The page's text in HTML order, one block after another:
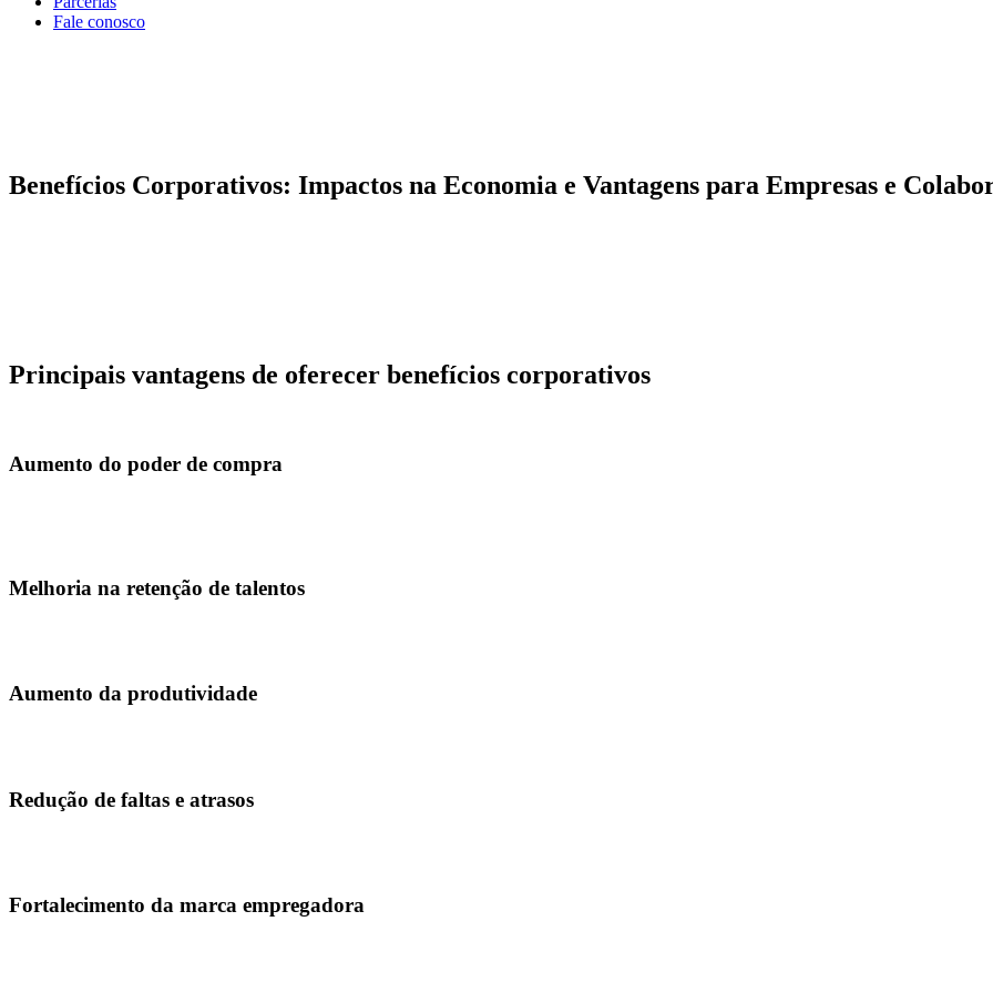
Fale conosco
Benefícios Corporativos: Impactos na Economia e Vantagens para Empresas e
Principais vantagens de oferecer benefícios corporativos
Aumento do poder de compra
Melhoria na retenção de talentos
Aumento da produtividade
Redução de faltas e atrasos
Fortalecimento da marca empregadora